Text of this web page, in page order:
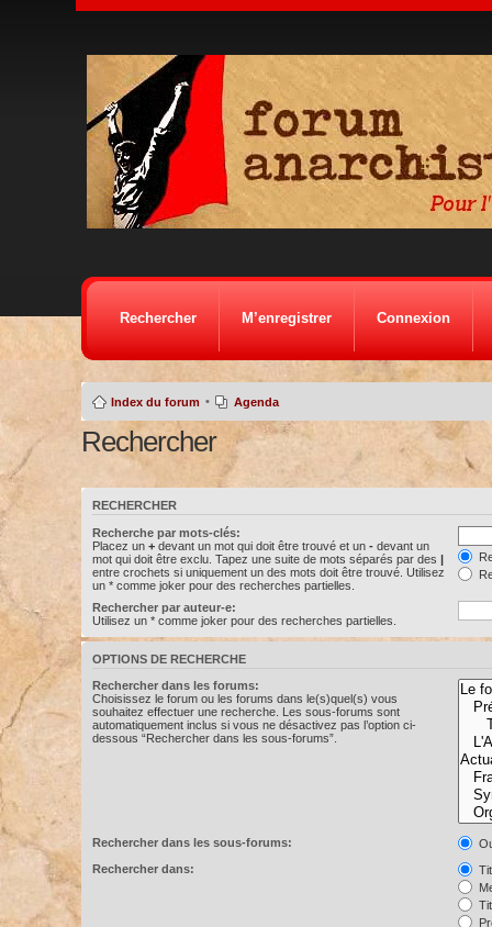
Rechercher M’enregistrer Connexion
Index du forum • Agenda
Rechercher
RECHERCHER
Recherche par mots-clés:
Placez un +devant un mot qui doit être trouvé et un -devant un
mot qui doit être exclu. Tapez une suite de mots séparés par des |
entre crochets si uniquement un des mots doit être trouvé. Utilisez
un * comme joker pour des recherches partielles.
Rechercher par auteur-e:
Utilisez un * comme joker pour des recherches partielles.
OPTIONS DE RECHERCHE
Rechercher dans les forums:
Choisissez le forum ou les forums dans le(s)quel(s) vous
souhaitez effectuer une recherche. Les sous-forums sont
automatiquement inclus si vous ne désactivez pas l’option ci-
dessous “Rechercher dans les sous-forums”.
Rechercher dans les sous-forums:
Rechercher dans: